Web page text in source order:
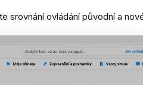
srovnání ovládání původní a